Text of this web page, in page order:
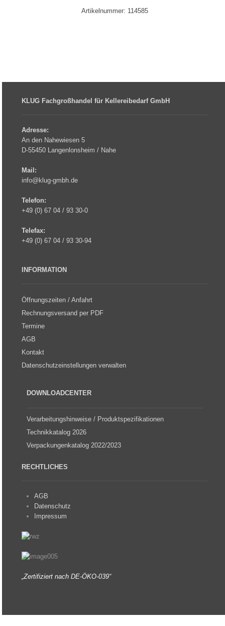
Artikelnummer: 114585
KLUG Fachgroßhandel für Kellereibedarf GmbH
Adresse:
An den Nahewiesen 5
D-55450 Langenlonsheim / Nahe
Mail:
info@klug-gmbh.de
Telefon:
+49 (0) 67 04 / 93 30-0
Telefax:
+49 (0) 67 04 / 93 30-94
INFORMATION
Öffnungszeiten / Anfahrt
Rechnungsversand per PDF
Termine
AGB
Kontakt
Datenschutzeinstellungen verwalten
DOWNLOADCENTER
Verarbeitungshinweise / Produktspezifikationen
Technikkatalog 2026
Verpackungenkatalog 2022/2023
RECHTLICHES
AGB
Datenschutz
Impressum
„Zertifiziert nach DE-ÖKO-039“